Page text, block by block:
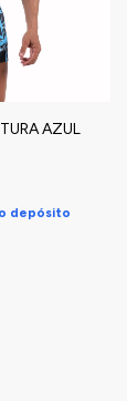
AZUL
depósito